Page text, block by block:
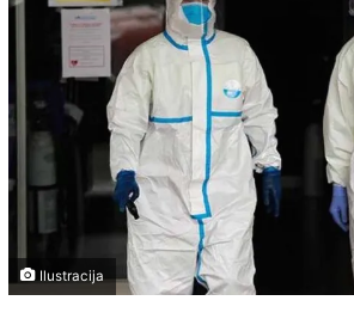
Ilustracija